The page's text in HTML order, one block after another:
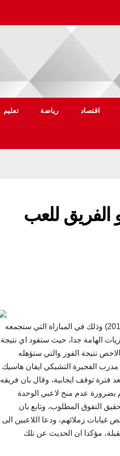
اقتصاد رياضة تعليم
الفريق للعب
يحل فريق الفجيرة ضيفا على استاد ال نهيان في العاصمة ابوظبي عصر يوم غد الاحد،(22-11-2015) وذلك في المباراة التي ستجمعه
الهامة جدا، حيث ستقود اي نتيجة
نتيجة الفوز والتي ستؤهله
(10) لصالح الوحدة، بدوره اعتبر مدرب الفجيرة التشيكي ايفان هاسيك
فترة توقف ايجابية، وقال بان فريقه
بضرورة عدم منح لاعبي الوحدة
التفوق المطلوب، وتابع بان
غيابات زملائهم، ودعا اللاعبين الى
مؤكدا ان الحديث عن تلك